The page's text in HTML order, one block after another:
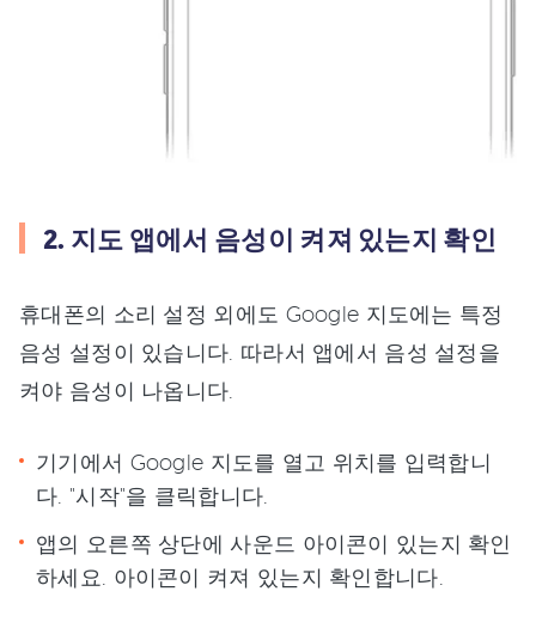
2. 지도 앱에서 음성이 켜져 있는지 확인
휴대폰의 소리 설정 외에도 Google 지도에는 특정
음성 설정이 있습니다. 따라서 앱에서 음성 설정을
켜야 음성이 나옵니다.
기기에서 Google 지도를 열고 위치를 입력합니
다. "시작"을 클릭합니다.
앱의 오른쪽 상단에 사운드 아이콘이 있는지 확인
하세요. 아이콘이 켜져 있는지 확인합니다.